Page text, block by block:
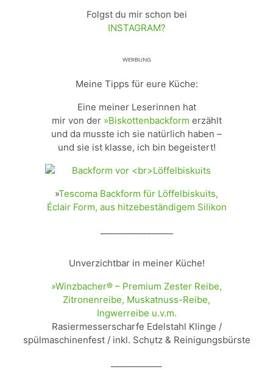
Folgst du mir schon bei
INSTAGRAM?
ᵂᴱᴿᴮᵁᴺᴳ
Meine Tipps für eure Küche:
Eine meiner Leserinnen hat
mir von der »Biskottenbackform erzählt
und da musste ich sie natürlich haben –
und sie ist klasse, ich bin begeistert!
»Tescoma Backform für Löffelbiskuits,
Éclair Form, aus hitzebeständigem Silikon
Unverzichtbar in meiner Küche!
»Winzbacher® – Premium Zester Reibe,
Zitronenreibe, Muskatnuss-Reibe,
Ingwerreibe u.v.m.
Rasiermesserscharfe Edelstahl Klinge /
spülmaschinenfest / inkl. Schụtz & Reinigungsbürste